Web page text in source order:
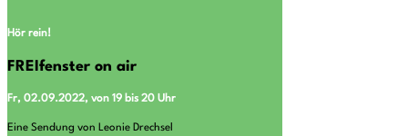
Hör rein!
FREIfenster on air
Fr, 02.09.2022, von 19 bis 20 Uhr
Eine Sendung von Leonie Drechsel